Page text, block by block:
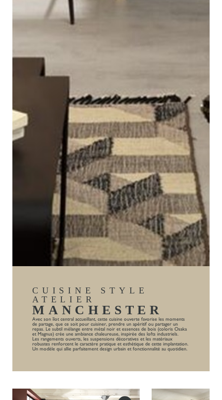
CUISINE STYLE
ATELIER
MANCHESTER
Avec son îlot central accueillant, cette cuisine ouverte favorise les moments
de partage, que ce soit pour cuisiner, prendre un apéritif ou partager un
repas. Le subtil mélange entre métal noir et essences de bois (coloris Osaka
et Magnus) crée une ambiance chaleureuse, inspirée des lofts industriels.
Les rangements ouverts, les suspensions décoratives et les matériaux
robustes renforcent le caractère pratique et esthétique de cette implantation.
Un modèle qui allie parfaitement design urbain et fonctionnalité au quotidien.